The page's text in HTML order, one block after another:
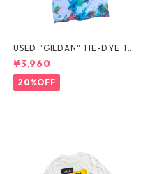
USED "GILDAN" TIE-DYE TE
E
¥3,960
20%OFF